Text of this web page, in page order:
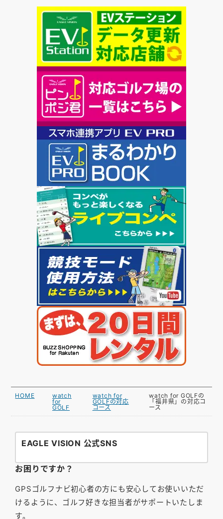
HOME
watch
for
GOLF
watch for
GOLFの対応
コース
watch for GOLFの
「福井県」の対応コ
ース
EAGLE VISION 公式SNS
お困りですか？
GPSゴルフナビ初心者の方にも安心してお使いいただ
けるように、ゴルフ好きな担当者がサポートいたしま
す。